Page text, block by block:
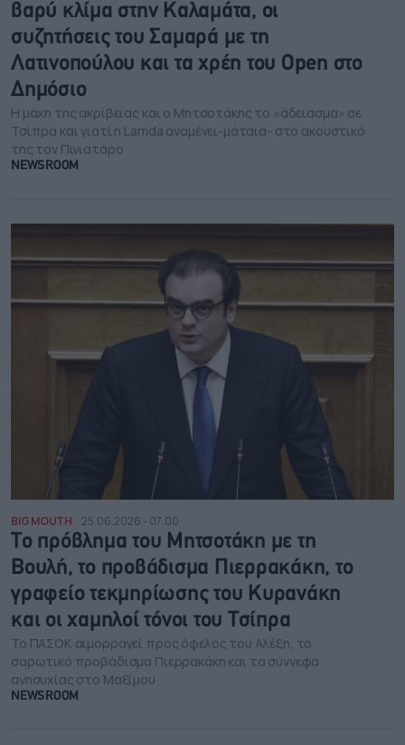
βαρύ κλίμα στην Καλαμάτα, οι
συζητήσεις του Σαμαρά με τη
Λατινοπούλου και τα χρέη του Open στο
Δημόσιο
Η μάχη της ακρίβειας και ο Μητσοτάκης το «άδειασμα» σε
Τσίπρα και γιατί η Lamda αναμένει-μάταια- στο ακουστικό
της τον Πινιατάρο
NEWSROOM
BIG MOUTH 25.06.2026 - 07:00
Το πρόβλημα του Μητσοτάκη με τη
Βουλή, το προβάδισμα Πιερρακάκη, το
γραφείο τεκμηρίωσης του Κυρανάκη
και οι χαμηλοί τόνοι του Τσίπρα
Το ΠΑΣΟΚ αιμορραγεί προς όφελος του Αλέξη, το
σαρωτικό προβάδισμα Πιερρακάκη και τα σύννεφα
ανησυχίας στο Μαξίμου
NEWSROOM